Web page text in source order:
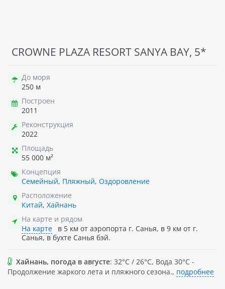
CROWNE PLAZA RESORT SANYA BAY, 5*
До моря
250 м
Построен
2011
Реконструкция
2022
Площадь
55 000 м²
Концепция
Семейный, Пляжный, Оздоровление
Расположение
Китай, Хайнань
На карте и рядом
На карте
в 5 км от аэропорта г. Санья, в 9 км от г.
Санья, в бухте Санья бэй.
Хайнань, погода в августе: 32°C / 26°C, Вода 30°C -
Продолжение жаркого лета и пляжного сезона., подробнее